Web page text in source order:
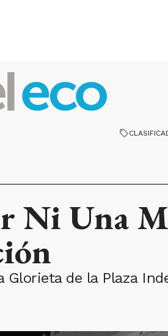
Ni Una
de la Plaza